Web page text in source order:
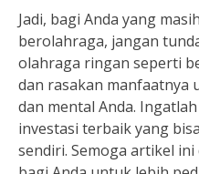
Jadi, bagi Anda yang
berolahraga, jangan
olahraga ringan seperti
dan rasakan manfaatnya
dan mental Anda.
investasi terbaik yang
sendiri. Semoga artikel